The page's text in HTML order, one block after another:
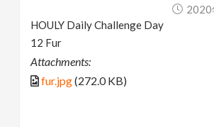
2020
HOULY Daily Challenge Day
12 Fur
Attachments:
fur.jpg(272.0 KB)